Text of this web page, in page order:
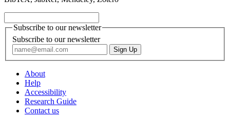
Subscribe to our newsletter
Subscribe to our newsletter
About
Help
Accessibility
Research Guide
Contact us